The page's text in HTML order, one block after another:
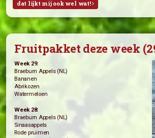
Week 28:
Little Gem (’t Vreebroek)
Courgette (’t Vreebroek)
Andijvie (de Witte Raaf)
Broccoli
Bos ui (de Witte Raaf)
Alles is biologisch, tenzij anders aangegeven.
dat lijkt mij ook wel wat!